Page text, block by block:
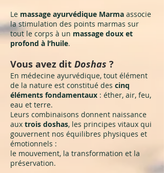
Le massage ayurvédique Marma associe
la stimulation des points marmas sur
tout le corps à un massage doux et
profond à l’huile.
Vous avez dit Doshas ?
En médecine ayurvédique, tout élément
de la nature est constitué des cinq
éléments fondamentaux : éther, air, feu,
eau et terre.
Leurs combinaisons donnent naissance
aux trois doshas, les principes vitaux qui
gouvernent nos équilibres physiques et
émotionnels :
le mouvement, la transformation et la
préservation.